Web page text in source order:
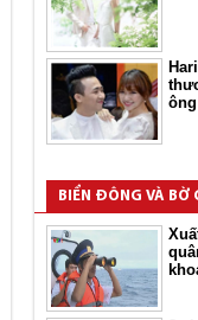
BIỂN ĐÔNG VÀ BỜ